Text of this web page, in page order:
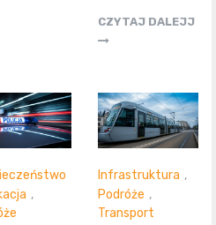
CZYTAJ DALEJJ
,
Infrastruktura ,
Podróże ,
Transport